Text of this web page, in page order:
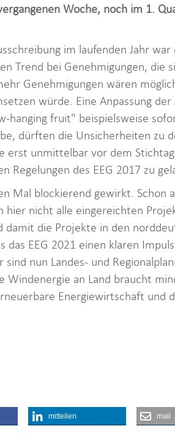
Woche, noch im 1.
im laufenden Jahr
Trend bei Genehmigungen, die
Genehmigungen wären
würde. Eine Anpassung
hanging fruit" beispielsweise
dürften die Unsicherheiten zu
erst unmittelbar vor dem
des EEG 2017 zu
Mal blockierend gewirkt. Schon
nicht alle eingereichten
die Projekte in den
das EEG 2021 einen klaren
nun Landes- und
Windenergie an Land braucht
Energiewirtschaft und
mitteilen mail